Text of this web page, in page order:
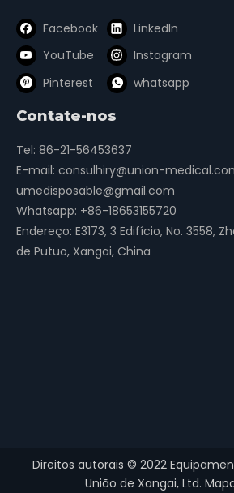
Facebook
LinkedIn
YouTube
Instagram
Pinterest
whatsapp
Contate-nos
Tel: 86-21-56453637
E-mail: consulhiry@union-
umedisposable@gmail.com
Whatsapp: +86-18653155720
Endereço: E3173, 3 Edifício, No. 3558,
de Putuo, Xangai, China
Direitos autorais © 2022
União de Xangai, Ltd.